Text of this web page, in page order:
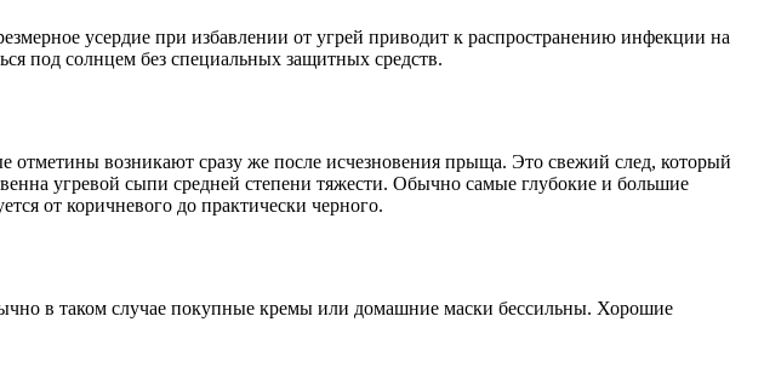
усердие при избавлении от угрей приводит к распространению инфекции на
под солнцем без специальных защитных средств.
отметины возникают сразу же после исчезновения прыща. Это свежий след, который
угревой сыпи средней степени тяжести. Обычно самые глубокие и большие
от коричневого до практически черного.
в таком случае покупные кремы или домашние маски бессильны. Хорошие